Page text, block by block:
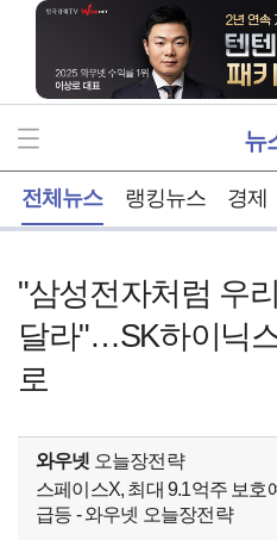
뉴
전체뉴스 랭킹뉴스 경제
"삼성전자처럼 우
달라"…SK하이닉
로
와우넷 오늘장전략
스페이스X, 최대 9.1억주 보호
급등 - 와우넷 오늘장전략